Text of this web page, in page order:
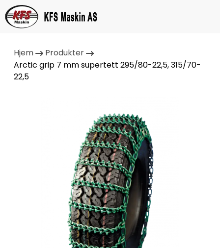
Hjem
Produkter
Arctic grip 7 mm supertett 295/80-22,5, 315/70-
22,5